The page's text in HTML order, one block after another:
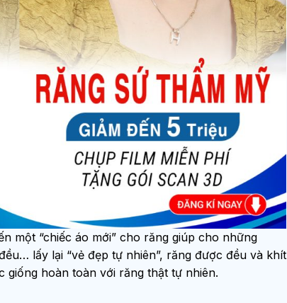
một “chiếc áo mới” cho răng giúp cho những
lấy lại “vẻ đẹp tự nhiên”, răng được đều và khít
giống hoàn toàn với răng thật tự nhiên.